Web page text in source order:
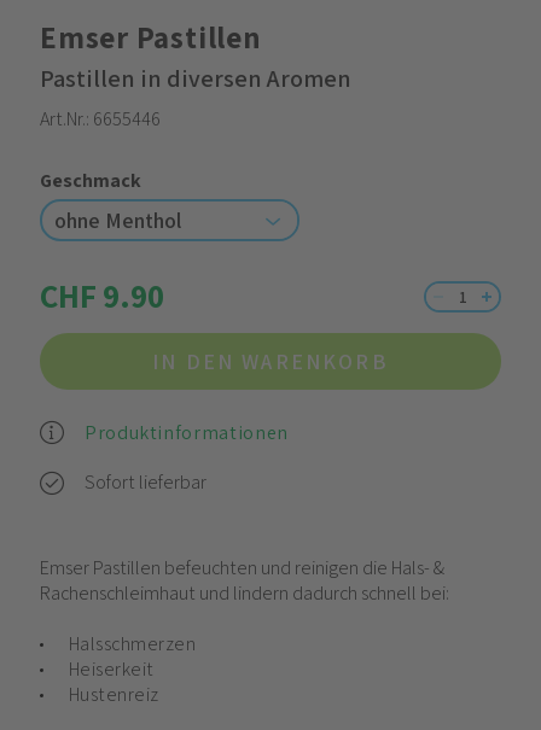
Emser Pastillen
Pastillen in diversen Aromen
Art.Nr.: 6655446
Geschmack
ohne Menthol
CHF 9.90
IN DEN WARENKORB
Produktinformationen
Sofort lieferbar
Emser Pastillen befeuchten und reinigen die Hals- &
Rachenschleimhaut und lindern dadurch schnell bei:
Halsschmerzen
Heiserkeit
Hustenreiz